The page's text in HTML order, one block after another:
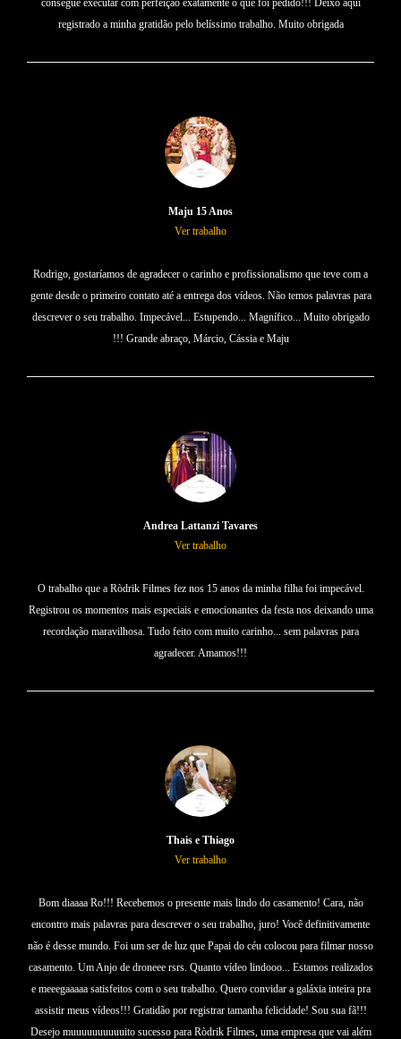
consegue executar com perfeição exatamente o que foi pedido!!! Deixo aqui
registrado a minha gratidão pelo belíssimo trabalho. Muito obrigada
Rodrigo, gostaríamos de agradecer o carinho e profissionalismo que teve com a
gente desde o primeiro contato até a entrega dos vídeos. Não temos palavras para
descrever o seu trabalho. Impecável... Estupendo... Magnífico... Muito obrigado
!!! Grande abraço, Márcio, Cássia e Maju
Maju 15 Anos
Ver trabalho
O trabalho que a Ròdrik Filmes fez nos 15 anos da minha filha foi impecável.
Registrou os momentos mais especiais e emocionantes da festa nos deixando uma
recordação maravilhosa. Tudo feito com muito carinho... sem palavras para
agradecer. Amamos!!!
Andrea Lattanzi Tavares
Ver trabalho
Bom diaaaa Ro!!! Recebemos o presente mais lindo do casamento! Cara, não
encontro mais palavras para descrever o seu trabalho, juro! Você definitivamente
não é desse mundo. Foi um ser de luz que Papai do céu colocou para filmar nosso
casamento. Um Anjo de droneee rsrs. Quanto vídeo lindooo... Estamos realizados
e meeegaaaaa satisfeitos com o seu trabalho. Quero convidar a galáxia inteira pra
assistir meus vídeos!!! Gratidão por registrar tamanha felicidade! Sou sua fã!!!
Desejo muuuuuuuuuuito sucesso para Ròdrik Filmes, uma empresa que vai além
Thais e Thiago
Ver trabalho